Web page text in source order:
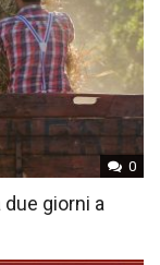
0
giorni a